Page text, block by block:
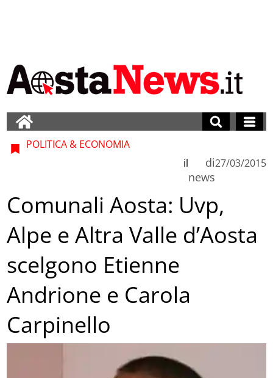
POLITICA & ECONOMIA
di
news
il 27/03/2015
Comunali Aosta: Uvp,
Alpe e Altra Valle d’Aosta
scelgono Etienne
Andrione e Carola
Carpinello